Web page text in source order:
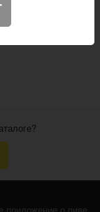
приложение о пиве